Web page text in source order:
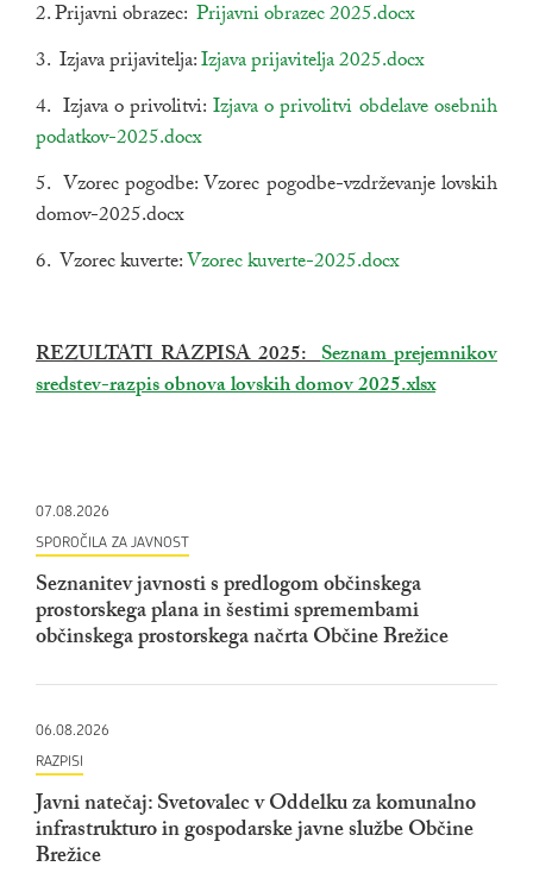
2. Prijavni obrazec: povezava na dokument
Prijavni obrazec 2025.docxodpira se v
3. Izjava prijavitelja:povezava na dokument
Izjava prijavitelja 2025.docxodpira se v
4. Izjava o privolitvi: povezava na dokument
Izjava o privolitvi obdelave osebnih
podatkov-2025.docxodpira se v novem oknu
5. Vzorec pogodbe: Vzorec pogodbe-vzdrževanje lovskih
domov-2025.docx
6. Vzorec kuverte:povezava na dokument
Vzorec kuverte-2025.docxodpira se v
REZULTATI RAZPISA 2025:povezava na dokument
Seznam prejemnikov
sredstev-razpis obnova lovskih domov 2025.xlsxodpira se
07.08.2026
SPOROČILA ZA JAVNOST
Seznanitev javnosti s predlogom občinskega
prostorskega plana in šestimi spremembami
občinskega prostorskega načrta Občine Brežice
06.08.2026
RAZPISI
Javni natečaj: Svetovalec v Oddelku za komunalno
infrastrukturo in gospodarske javne službe Občine
Brežice